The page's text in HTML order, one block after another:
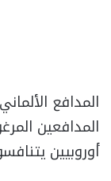
المدافع
المدافعين
أوروبيين